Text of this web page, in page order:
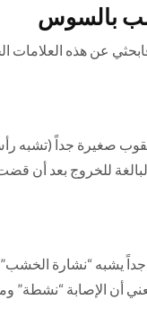
بالسوس
عن هذه العلامات
صغيرة جداً (تشبه
للخروج بعد أن
يشبه “نشارة الخشب”
أن الإصابة “نشطة”